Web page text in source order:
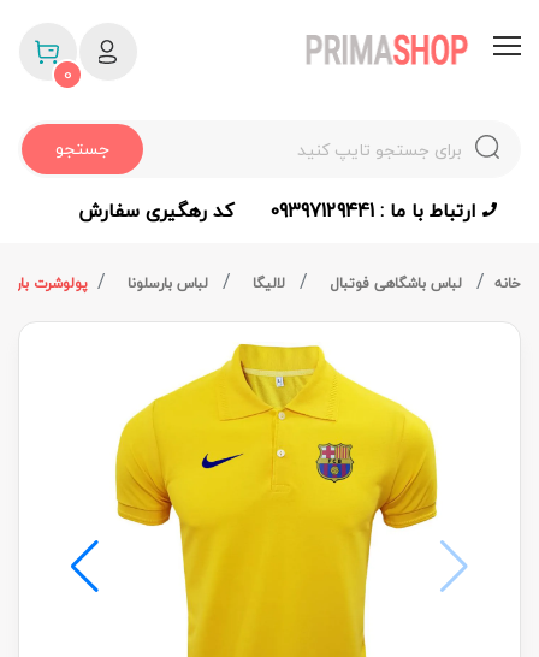
جستجو
0
ارتباط با ما : 09397129441 کد رهگیری سفارش
خانه لباس باشگاهی فوتبال لالیگا لباس بارسلونا پولوشرت